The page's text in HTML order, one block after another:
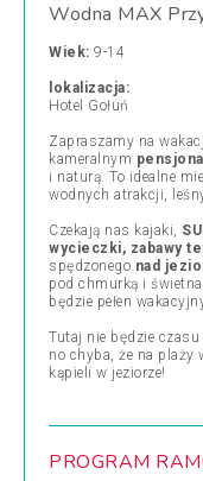
Wodna MAX
Wiek: 9-14
lokalizacja:
Hotel Gołuń
Zapraszamy na
kameralnym
i naturą. To idealne
wodnych atrakcji,
Czekają nas kajaki,
wycieczki, zabawy
spędzonego nad
pod chmurką i
będzie pełen
Tutaj nie będzie
no chyba, że na plaży
kąpieli w jeziorze!
PROGRAM